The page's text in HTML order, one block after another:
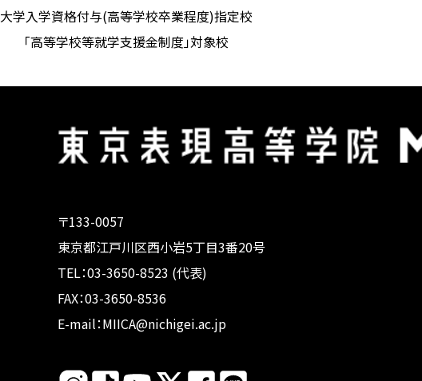
大学入学資格付与(高等学校卒業程度)指定校
「高等学校等就学支援金制度」対象校
〒133-0057
東京都江戸川区西小岩5丁目3番20号
TEL：03-3650-8523 (代表)
FAX：03-3650-8536
E-mail：MIICA@nichigei.ac.jp